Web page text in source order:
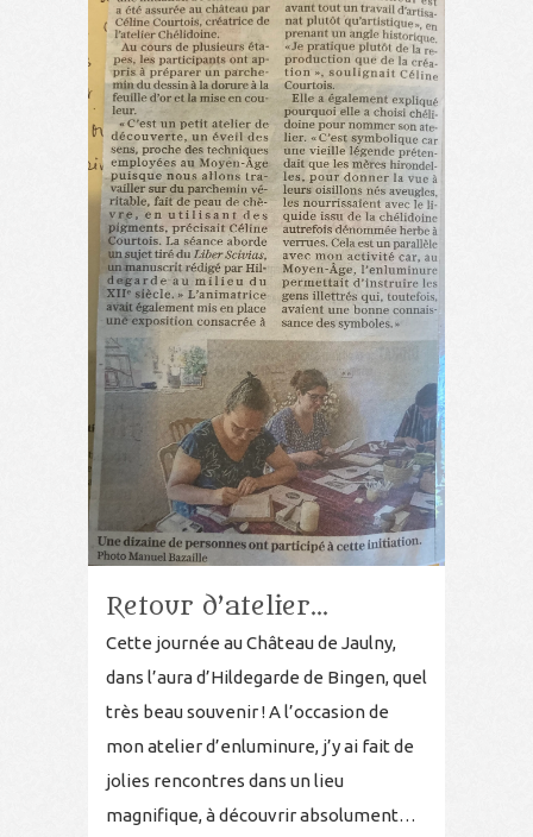
Retour d’atelier…
Cette journée au Château de Jaulny,
dans l’aura d’Hildegarde de Bingen, quel
très beau souvenir ! A l’occasion de
mon atelier d’enluminure, j’y ai fait de
jolies rencontres dans un lieu
magnifique, à découvrir absolument…